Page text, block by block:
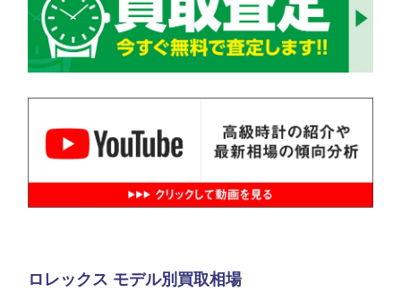
ロレックス モデル別買取相場